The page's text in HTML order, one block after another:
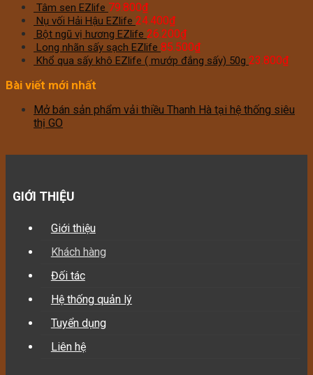
Tâm sen EZlife 79.800₫
Nụ vối Hải Hậu EZlife 24.400₫
Bột ngũ vị hương EZlife 26.200₫
Long nhãn sấy sạch EZlife 85.500₫
Khổ qua sấy khô EZlife ( mướp đắng sấy) 50g 23.800₫
Bài viết mới nhất
Mở bán sản phẩm vải thiều Thanh Hà tại hệ thống siêu
thị GO
GIỚI THIỆU
Giới thiệu
Khách hàng
Đối tác
Hệ thống quản lý
Tuyển dụng
Liên hệ